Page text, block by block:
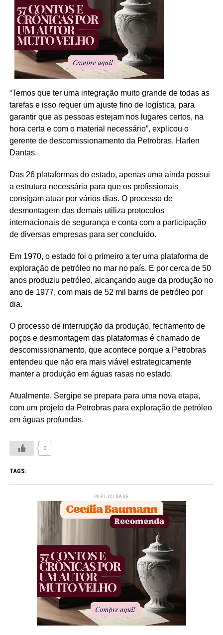
“Temos que ter uma integração muito grande de todas as
tarefas e isso requer um ajuste fino de logística, para
garantir que as pessoas estejam nos lugares certos, na
hora certa e com o material necessário”, explicou o
gerente de descomissionamento da Petrobras, Harlen
Dantas.
Das 26 plataformas do estado, apenas uma ainda possui
a estrutura necessária para que os profissionais
consigam atuar por vários dias. O processo de
desmontagem das demais utiliza protocolos
internacionais de segurança e conta com a participação
de diversas empresas para ser concluído.
Em 1970, o estado foi o primeiro a ter uma plataforma de
exploração de petróleo no mar no país. E por cerca de 50
anos produziu petróleo, alcançando auge da produção no
ano de 1977, com mais de 52 mil barris de petróleo por
dia.
O processo de interrupção da produção, fechamento de
poços e desmontagem das plataformas é chamado de
descomissionamento, que acontece porque a Petrobras
entendeu que não era mais viável estrategicamente
manter a produção em águas rasas no estado.
Atualmente, Sergipe se prepara para uma nova etapa,
com um projeto da Petrobras para exploração de petróleo
em águas profundas.
0
TAGS:
PUBLICIDADE